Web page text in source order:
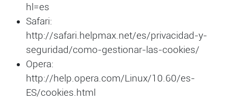
hl=es
Safari:
http://safari.helpmax.net/es/privacidad-y-
seguridad/como-gestionar-las-cookies/
Opera:
http://help.opera.com/Linux/10.60/es-
ES/cookies.html